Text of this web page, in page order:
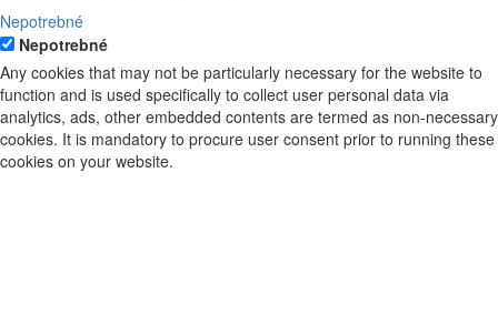
Nepotrebné
Nepotrebné
Any cookies that may not be particularly necessary for the website to
function and is used specifically to collect user personal data via
analytics, ads, other embedded contents are termed as non-necessary
cookies. It is mandatory to procure user consent prior to running these
cookies on your website.